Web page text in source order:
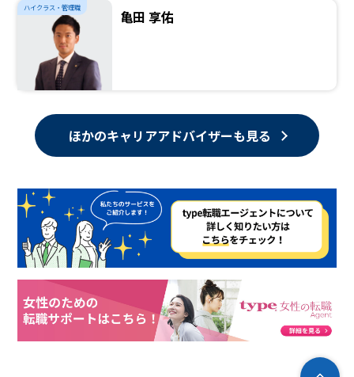
ハイクラス・管理職 亀田 享佑
ほかのキャリアアドバイザーも見る